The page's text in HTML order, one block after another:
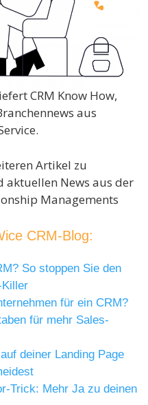
CRM Know How,
aus
Artikel zu
aktuellen News aus der
Managements
CRM-Blog:
So stoppen Sie den
für ein CRM?
für mehr Sales-
deiner Landing Page
Trick: Mehr Ja zu deinen